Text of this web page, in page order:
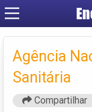
Agência
Sanitária
Compartilhar